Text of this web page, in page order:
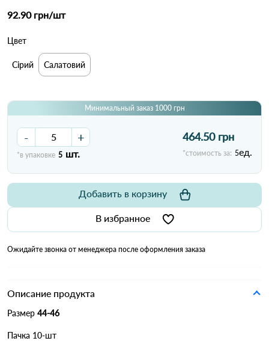
92.90 грн/шт
Цвет
Сірий Салатовий
Минимальный заказ 1000 грн
- +
*в упаковке 5 шт.
464.50 грн
*стоимость за: 5ед.
В избранное
Добавить в корзину
Ожидайте звонка от менеджера после оформления заказа
Описание продукта
Размер 44-46
Пачка 10-шт